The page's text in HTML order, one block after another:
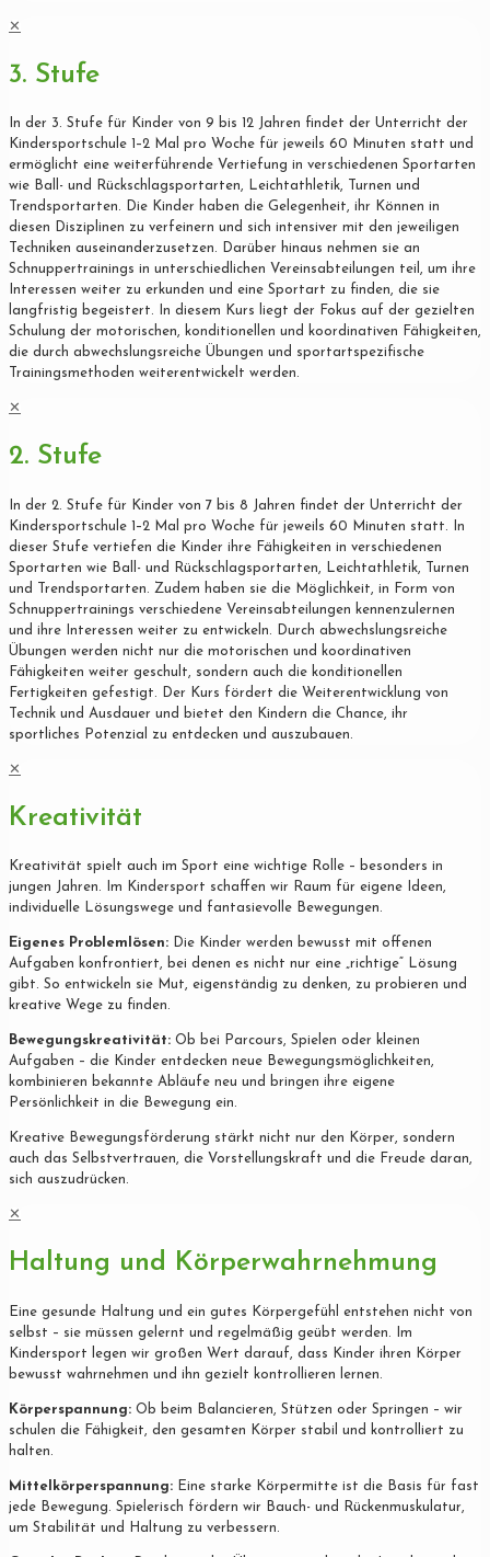
✕
3. Stufe
In der 3. Stufe für Kinder von 9 bis 12 Jahren findet der Unterricht der
Kindersportschule 1–2 Mal pro Woche für jeweils 60 Minuten statt und
ermöglicht eine weiterführende Vertiefung in verschiedenen Sportarten
wie Ball- und Rückschlagsportarten, Leichtathletik, Turnen und
Trendsportarten. Die Kinder haben die Gelegenheit, ihr Können in
diesen Disziplinen zu verfeinern und sich intensiver mit den jeweiligen
Techniken auseinanderzusetzen. Darüber hinaus nehmen sie an
Schnuppertrainings in unterschiedlichen Vereinsabteilungen teil, um ihre
Interessen weiter zu erkunden und eine Sportart zu finden, die sie
langfristig begeistert. In diesem Kurs liegt der Fokus auf der gezielten
Schulung der motorischen, konditionellen und koordinativen Fähigkeiten,
die durch abwechslungsreiche Übungen und sportartspezifische
Trainingsmethoden weiterentwickelt werden.
✕
2. Stufe
In der 2. Stufe für Kinder von 7 bis 8 Jahren findet der Unterricht der
Kindersportschule 1–2 Mal pro Woche für jeweils 60 Minuten statt. In
dieser Stufe vertiefen die Kinder ihre Fähigkeiten in verschiedenen
Sportarten wie Ball- und Rückschlagsportarten, Leichtathletik, Turnen
und Trendsportarten. Zudem haben sie die Möglichkeit, in Form von
Schnuppertrainings verschiedene Vereinsabteilungen kennenzulernen
und ihre Interessen weiter zu entwickeln. Durch abwechslungsreiche
Übungen werden nicht nur die motorischen und koordinativen
Fähigkeiten weiter geschult, sondern auch die konditionellen
Fertigkeiten gefestigt. Der Kurs fördert die Weiterentwicklung von
Technik und Ausdauer und bietet den Kindern die Chance, ihr
sportliches Potenzial zu entdecken und auszubauen.
✕
Kreativität
Kreativität spielt auch im Sport eine wichtige Rolle – besonders in
jungen Jahren. Im Kindersport schaffen wir Raum für eigene Ideen,
individuelle Lösungswege und fantasievolle Bewegungen.
Eigenes Problemlösen: Die Kinder werden bewusst mit offenen
Aufgaben konfrontiert, bei denen es nicht nur eine „richtige“ Lösung
gibt. So entwickeln sie Mut, eigenständig zu denken, zu probieren und
kreative Wege zu finden.
Bewegungskreativität: Ob bei Parcours, Spielen oder kleinen
Aufgaben – die Kinder entdecken neue Bewegungsmöglichkeiten,
kombinieren bekannte Abläufe neu und bringen ihre eigene
Persönlichkeit in die Bewegung ein.
Kreative Bewegungsförderung stärkt nicht nur den Körper, sondern
auch das Selbstvertrauen, die Vorstellungskraft und die Freude daran,
sich auszudrücken.
✕
Haltung und Körperwahrnehmung
Eine gesunde Haltung und ein gutes Körpergefühl entstehen nicht von
selbst – sie müssen gelernt und regelmäßig geübt werden. Im
Kindersport legen wir großen Wert darauf, dass Kinder ihren Körper
bewusst wahrnehmen und ihn gezielt kontrollieren lernen.
Körperspannung: Ob beim Balancieren, Stützen oder Springen – wir
schulen die Fähigkeit, den gesamten Körper stabil und kontrolliert zu
halten.
Mittelkörperspannung: Eine starke Körpermitte ist die Basis für fast
jede Bewegung. Spielerisch fördern wir Bauch- und Rückenmuskulatur,
um Stabilität und Haltung zu verbessern.